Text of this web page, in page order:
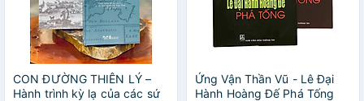
CON ĐƯỜNG THIÊN LÝ –
Hành trình kỳ lạ của các sứ
Ứng Vận Thần Vũ - Lê Đại
Hành Hoàng Đế Phá Tống